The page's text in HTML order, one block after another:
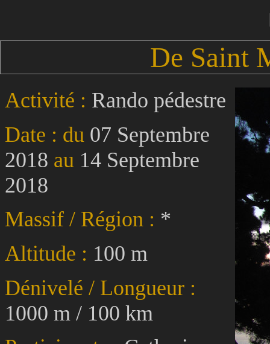
De Saint
Activité : Rando pédestre
Date : du 07 Septembre
2018 au 14 Septembre
2018
Massif / Région : *
Altitude : 100 m
Dénivelé / Longueur :
1000 m / 100 km